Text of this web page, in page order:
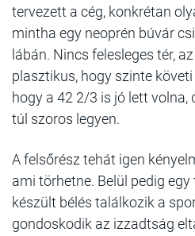
tervezett a cég, konkrétan
mintha egy neoprén búvár
lábán. Nincs felesleges tér,
plasztikus, hogy szinte
hogy a 42 2/3 is jó lett volna,
túl szoros legyen.
A felsőrész tehát igen
ami törhetne. Belül pedig
készült bélés találkozik a
gondoskodik az izzadtság